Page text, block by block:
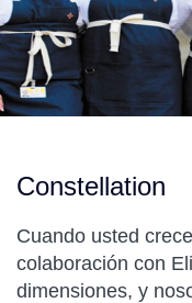
Constellation
Cuando usted
colaboración con
dimensiones, y